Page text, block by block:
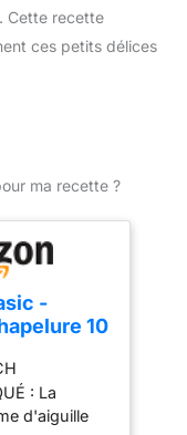
Cette recette
ces petits délices
ma recette ?
-
10
| Extra
: La
d'aiguille